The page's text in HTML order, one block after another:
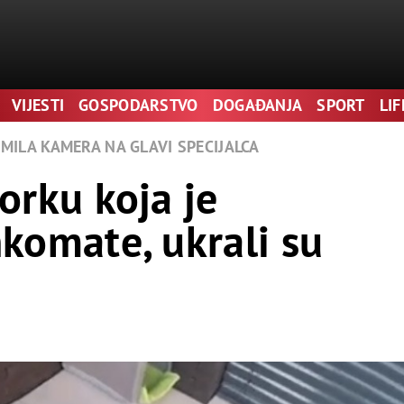
kockanju.
što je ovaj prijevoznik odlučio uključiti u njih.
tako i izgledi.
VIJESTI GOSPODARSTVO DOGAĐANJA SPORT
KAMERA NA GLAVI SPECIJALCA
koja je
ukrali su